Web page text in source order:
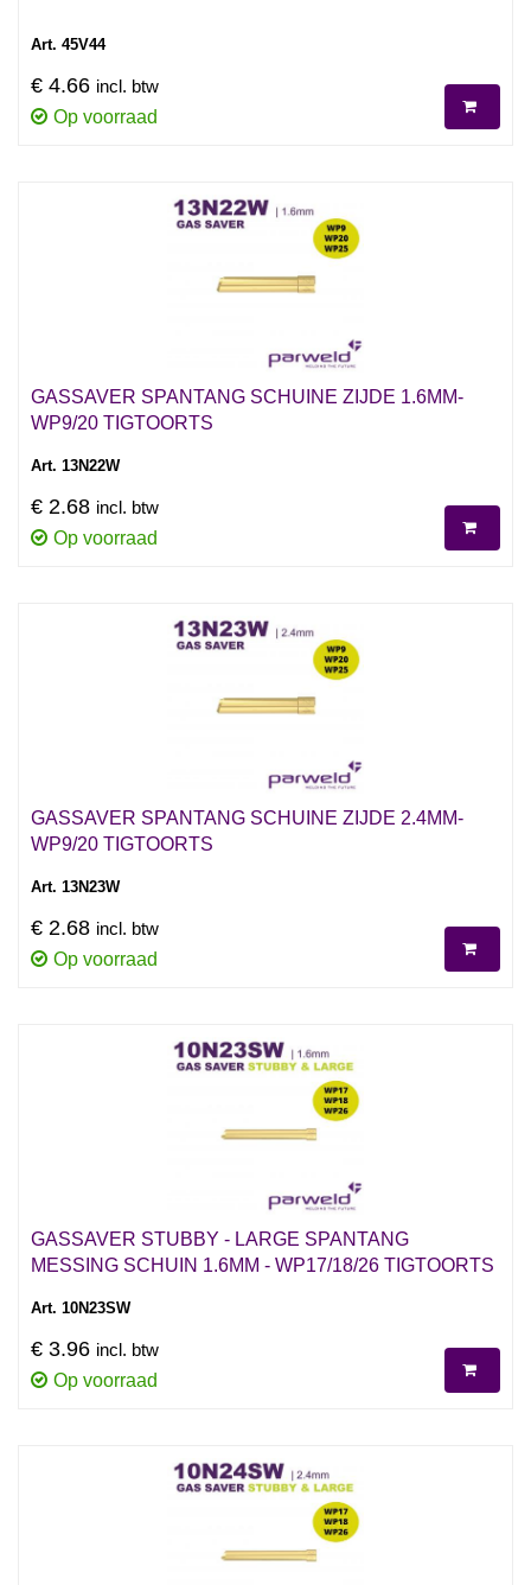
Art. 45V44
€ 4.66 incl. btw
Op voorraad
GASSAVER SPANTANG SCHUINE ZIJDE 1.6MM-
WP9/20 TIGTOORTS
Art. 13N22W
€ 2.68 incl. btw
Op voorraad
GASSAVER SPANTANG SCHUINE ZIJDE 2.4MM-
WP9/20 TIGTOORTS
Art. 13N23W
€ 2.68 incl. btw
Op voorraad
GASSAVER STUBBY - LARGE SPANTANG
MESSING SCHUIN 1.6MM - WP17/18/26 TIGTOORTS
Art. 10N23SW
€ 3.96 incl. btw
Op voorraad